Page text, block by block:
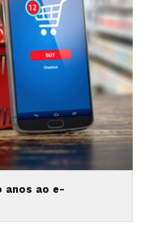
anos ao e-